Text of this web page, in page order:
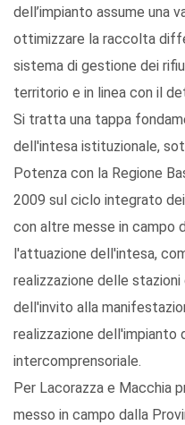
dell’impianto assume una
ottimizzare la raccolta
sistema di gestione dei
territorio e in linea con il
Si tratta una tappa
dell'intesa istituzionale,
Potenza con la Regione
2009 sul ciclo integrato
con altre messe in campo
l'attuazione dell'intesa,
realizzazione delle
dell'invito alla
realizzazione dell'impianto
intercomprensoriale.
Per Lacorazza e Macchia
messo in campo dalla